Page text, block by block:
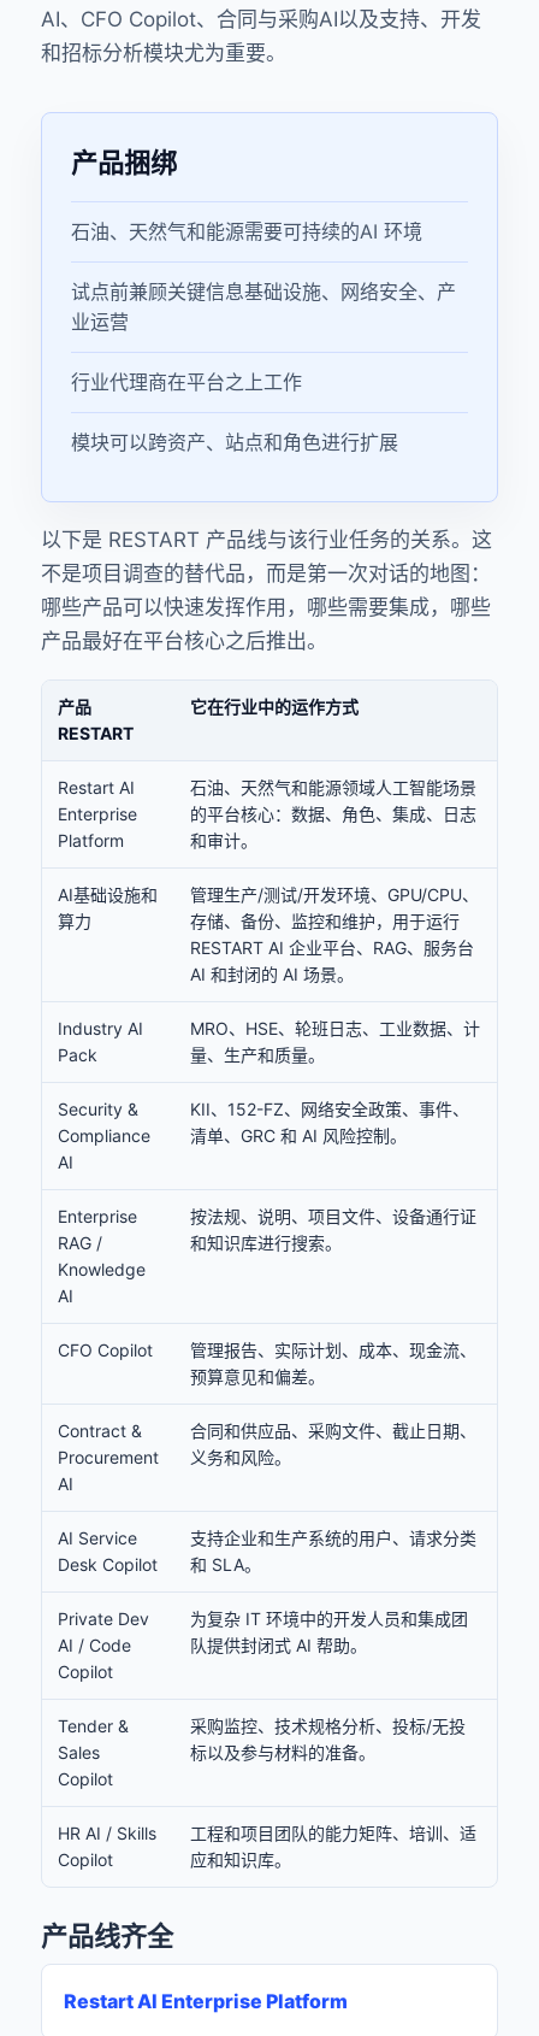
AI、CFO Copilot、合同与采购AI以及支持、开发
和招标分析模块尤为重要。
产品捆绑
石油、天然气和能源需要可持续的AI 环境
试点前兼顾关键信息基础设施、网络安全、产
业运营
行业代理商在平台之上工作
模块可以跨资产、站点和角色进行扩展
以下是 RESTART 产品线与该行业任务的关系。这
不是项目调查的替代品，而是第一次对话的地图：
哪些产品可以快速发挥作用，哪些需要集成，哪些
产品最好在平台核心之后推出。
产品
RESTART
它在行业中的运作方式
Restart AI
Enterprise
Platform
石油、天然气和能源领域人工智能场景
的平台核心：数据、角色、集成、日志
和审计。
AI基础设施和
算力
管理生产/测试/开发环境、GPU/CPU、
存储、备份、监控和维护，用于运行
RESTART AI 企业平台、RAG、服务台
AI 和封闭的 AI 场景。
Industry AI
Pack
MRO、HSE、轮班日志、工业数据、计
量、生产和质量。
Security &
Compliance
AI
KII、152-FZ、网络安全政策、事件、
清单、GRC 和 AI 风险控制。
Enterprise
RAG /
Knowledge
AI
按法规、说明、项目文件、设备通行证
和知识库进行搜索。
CFO Copilot
管理报告、实际计划、成本、现金流、
预算意见和偏差。
Contract &
Procurement
AI
合同和供应品、采购文件、截止日期、
义务和风险。
AI Service
Desk Copilot
支持企业和生产系统的用户、请求分类
和 SLA。
Private Dev
AI / Code
Copilot
为复杂 IT 环境中的开发人员和集成团
队提供封闭式 AI 帮助。
Tender &
Sales
Copilot
采购监控、技术规格分析、投标/无投
标以及参与材料的准备。
HR AI / Skills
Copilot
工程和项目团队的能力矩阵、培训、适
应和知识库。
产品线齐全
Restart AI Enterprise Platform